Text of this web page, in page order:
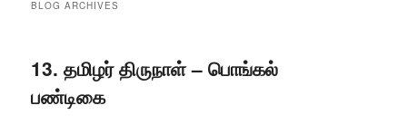
BLOG ARCHIVES
13. தமிழர் திருநாள் – பொங்கல்
பண்டிகை